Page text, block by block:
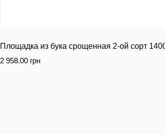
Площадка из бука срощенная 2-ой сорт
2 958.00 грн